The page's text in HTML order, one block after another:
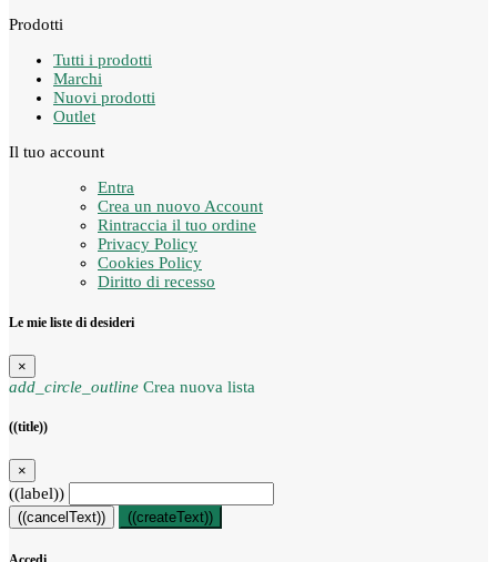
Prodotti
Tutti i prodotti
Marchi
Nuovi prodotti
Outlet
Il tuo account
Entra
Crea un nuovo Account
Rintraccia il tuo ordine
Privacy Policy
Cookies Policy
Diritto di recesso
Le mie liste di desideri
×
add_circle_outline Crea nuova lista
((title))
×
((label))
((cancelText)) ((createText))